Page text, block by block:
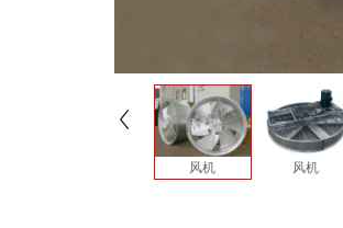
风机 风机